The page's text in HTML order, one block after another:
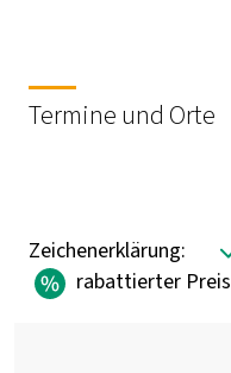
Termine und Orte
Zeichenerklärung:
rabattierter Preis